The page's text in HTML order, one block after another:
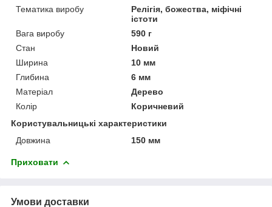
Тематика виробу
Релігія, божества, міфічні
істоти
Вага виробу
590 г
Стан
Новий
Ширина
10 мм
Глибина
6 мм
Матеріал
Дерево
Колір
Коричневий
Користувальницькі характеристики
Довжина
150 мм
Приховати
Умови доставки